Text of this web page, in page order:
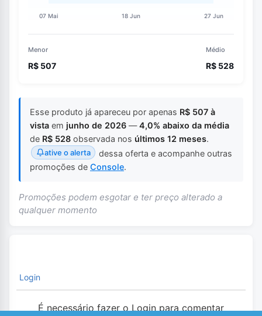
Menor
R$ 507
Médio
R$ 528
Esse produto já apareceu por apenas R$ 507 à
vista em junho de 2026 —4,0% abaixo da média
de R$ 528 observada nos últimos 12 meses.
ative o alerta
dessa oferta e acompanhe outras
promoções de Console.
Promoções podem esgotar e ter preço alterado a
qualquer momento
Login
É necessário fazer o Login para comentar